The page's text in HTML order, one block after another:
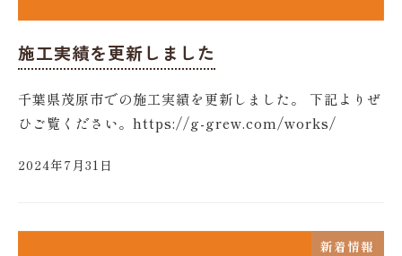
施工実績を更新しました
千葉県茂原市での施工実績を更新しました。 下記よりぜ
ひご覧ください。https://g-grew.com/works/
2024年7月31日
新着情報